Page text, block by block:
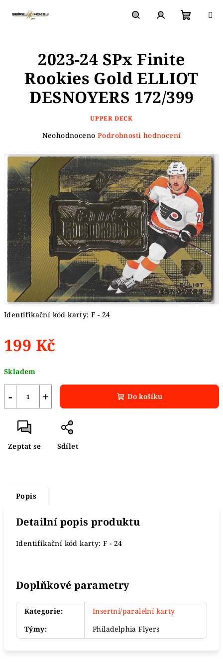
Identifikační kód karty: F - 24
199 Kč
cena:
Skladem
+
− Do košíku
Zeptat se Sdílet
2023-24 SPx Finite
Rookies Gold ELLIOT
DESNOYERS 172/399
UPPER DECK
Průměrné
produktu
0,0
5
hvězdiček.
Neohodnoceno Podrobnosti hodnocení
Popis
Detailní popis produktu
Identifikační kód karty: F - 24
Doplňkové parametry
Kategorie:
Insertní/paralelní karty
Týmy: Philadelphia Flyers